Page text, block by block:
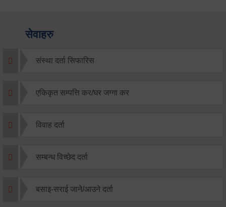
सेवाहरु
संस्था दर्ता सिफारिस
एकिकृत सम्पत्ति कर/घर जग्गा कर
विवाह दर्ता
सम्बन्ध विच्छेद दर्ता
बसाइ-सराई जाने/आउने दर्ता